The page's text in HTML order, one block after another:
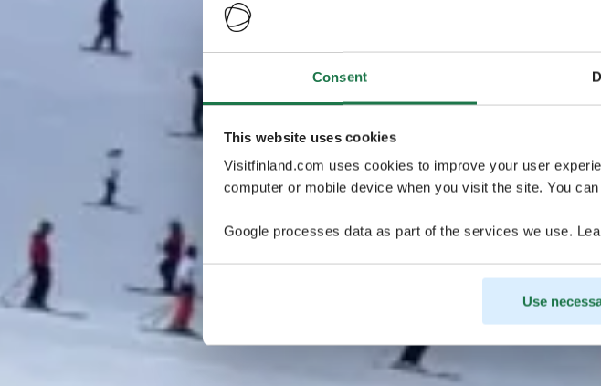
Consent
This website uses cookies
Visitfinland.com uses cookies to improve your user
computer or mobile device when you visit the site. You
Google processes data as part of the services we use.
Use